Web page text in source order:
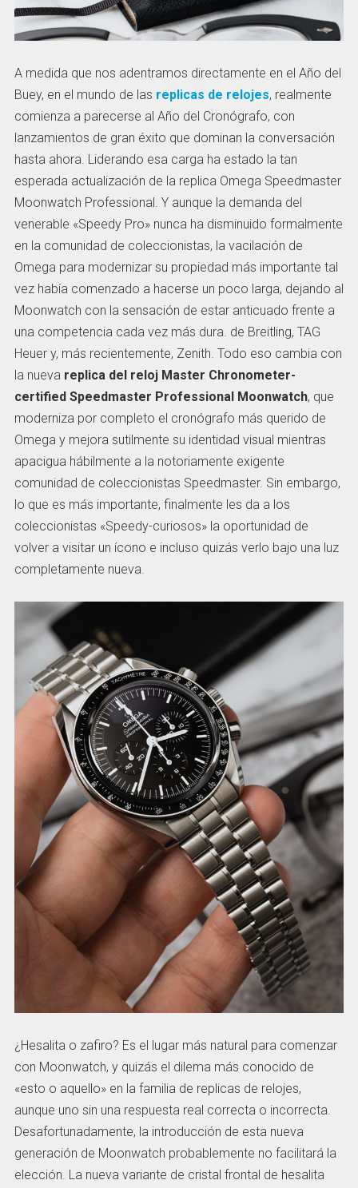
A medida que nos adentramos directamente en el Año del
Buey, en el mundo de las replicas de relojes, realmente
comienza a parecerse al Año del Cronógrafo, con
lanzamientos de gran éxito que dominan la conversación
hasta ahora. Liderando esa carga ha estado la tan
esperada actualización de la replica Omega Speedmaster
Moonwatch Professional. Y aunque la demanda del
venerable «Speedy Pro» nunca ha disminuido formalmente
en la comunidad de coleccionistas, la vacilación de
Omega para modernizar su propiedad más importante tal
vez había comenzado a hacerse un poco larga, dejando al
Moonwatch con la sensación de estar anticuado frente a
una competencia cada vez más dura. de Breitling, TAG
Heuer y, más recientemente, Zenith. Todo eso cambia con
la nueva replica del reloj Master Chronometer-
certified Speedmaster Professional Moonwatch, que
moderniza por completo el cronógrafo más querido de
Omega y mejora sutilmente su identidad visual mientras
apacigua hábilmente a la notoriamente exigente
comunidad de coleccionistas Speedmaster. Sin embargo,
lo que es más importante, finalmente les da a los
coleccionistas «Speedy-curiosos» la oportunidad de
volver a visitar un ícono e incluso quizás verlo bajo una luz
completamente nueva.
¿Hesalita o zafiro? Es el lugar más natural para comenzar
con Moonwatch, y quizás el dilema más conocido de
«esto o aquello» en la familia de replicas de relojes,
aunque uno sin una respuesta real correcta o incorrecta.
Desafortunadamente, la introducción de esta nueva
generación de Moonwatch probablemente no facilitará la
elección. La nueva variante de cristal frontal de hesalita